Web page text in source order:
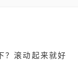
？滚动起来就好